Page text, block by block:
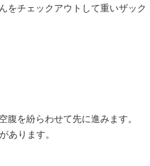
をチェックアウトして重いザック
を紛らわせて先に進みます。
あります。